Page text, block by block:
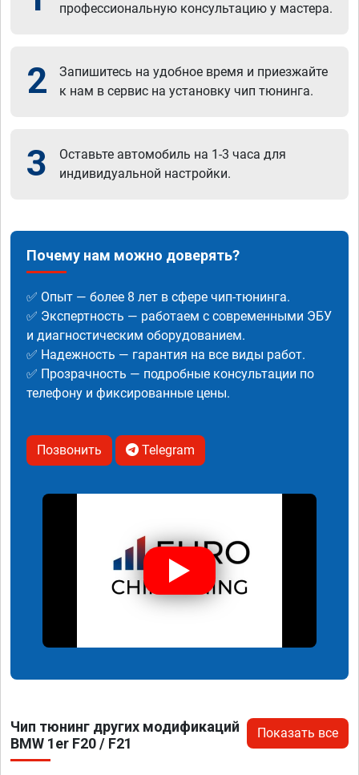
профессиональную консультацию у мастера.
2
Запишитесь на удобное время и приезжайте
к нам в сервис на установку чип тюнинга.
3
Оставьте автомобиль на 1-3 часа для
индивидуальной настройки.
Почему нам можно доверять?
✅ Опыт — более 8 лет в сфере чип-тюнинга.
✅ Экспертность — работаем с современными ЭБУ
и диагностическим оборудованием.
✅ Надежность — гарантия на все виды работ.
✅ Прозрачность — подробные консультации по
телефону и фиксированные цены.
Позвонить Telegram
Чип тюнинг других модификаций
BMW 1er F20 / F21
Показать все